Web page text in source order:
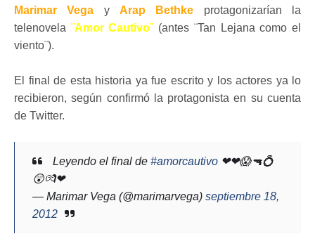
Marimar Vega yArap Bethke protagonizarían la
telenovela ¨Amor Cautivo¨ (antes ¨Tan Lejana como el
viento¨).
El final de esta historia ya fue escrito y los actores ya lo
recibieron, según confirmó la protagonista en su cuenta
de Twitter.
Leyendo el final de #amorcautivo ❤❤😱🔫💍
😲💏❤
— Marimar Vega (@marimarvega) septiembre 18,
2012